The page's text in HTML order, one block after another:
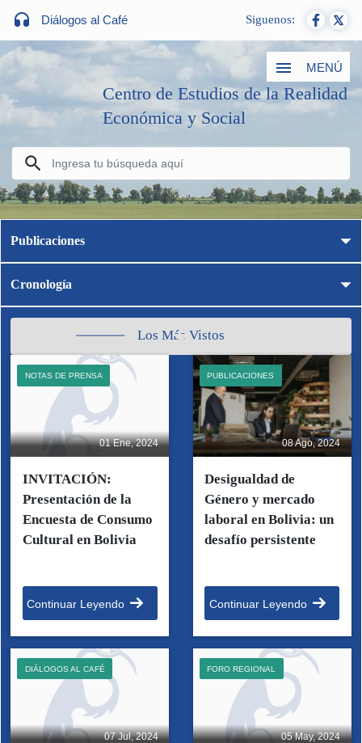
Diálogos al Café Siguenos:
MENÚ
Centro de Estudios de la Realidad
Económica y Social
Publicaciones
Cronología
Los Más Vistos
01 Ene, 2024
NOTAS DE PRENSA
INVITACIÓN:
Presentación de la
Encuesta de Consumo
Cultural en Bolivia
Continuar Leyendo
08 Ago, 2024
PUBLICACIONES
Desigualdad de
Género y mercado
laboral en Bolivia: un
desafío persistente
Continuar Leyendo
07 Jul, 2024
DIÁLOGOS AL CAFÉ
05 May, 2024
FORO REGIONAL